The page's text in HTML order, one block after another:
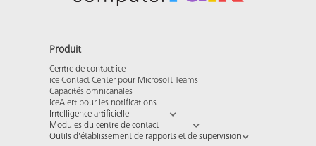
Produit
Centre de contact ice
ice Contact Center pour Microsoft Teams
Capacités omnicanales
iceAlert pour les notifications
Intelligence artificielle
Modules du centre de contact
Outils d'établissement de rapports et de supervision